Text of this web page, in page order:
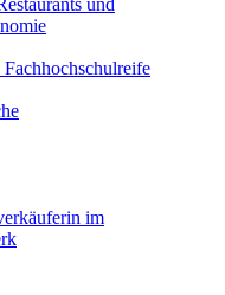
und
im